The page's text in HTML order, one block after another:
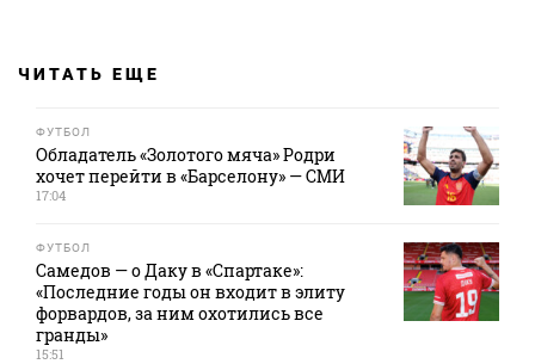
ЧИТАТЬ ЕЩЕ
ФУТБОЛ
Обладатель «Золотого мяча» Родри
хочет перейти в «Барселону» — СМИ
17:04
ФУТБОЛ
Самедов — о Даку в «Спартаке»:
«Последние годы он входит в элиту
форвардов, за ним охотились все
гранды»
15:51